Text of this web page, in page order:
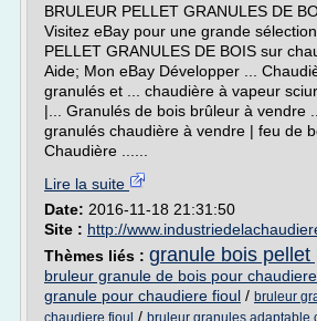
BRULEUR PELLET GRANULES DE
Visitez eBay pour une grande
PELLET GRANULES DE BOIS sur
Aide; Mon eBay Développer ...
granulés et ... chaudière à vapeur
|... Granulés de bois brûleur à vendre
granulés chaudière à vendre | feu de
Chaudière ......
Lire la suite
Date: 2016-11-18 21:31:50
Site : http://
Thèmes liés : granule bois pellet
bruleur granule de bois pour
granule pour chaudiere fioul / bruleur
chaudiere fioul / bruleur granules adaptable